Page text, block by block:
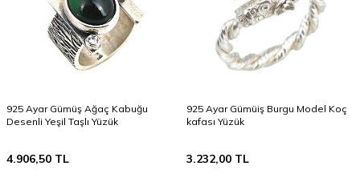
925 Ayar Gümüş Ağaç Kabuğu
Desenli Yeşil Taşlı Yüzük
4.906,50 TL
925 Ayar Gümüiş Burgu Model Koç
kafası Yüzük
3.232,00 TL